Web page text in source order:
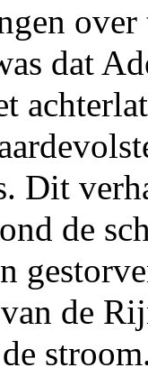
dat
Dit
de
de